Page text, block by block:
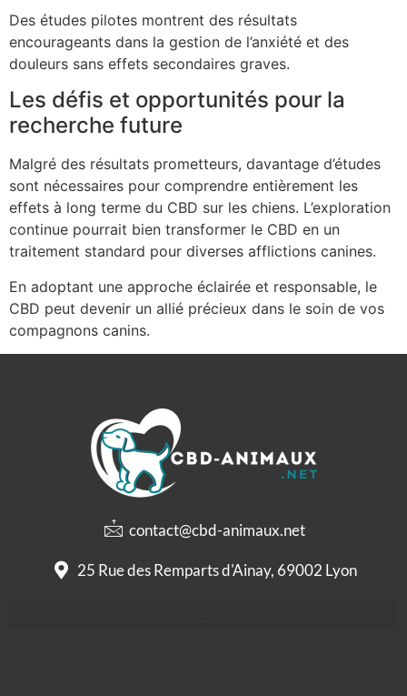
Des études pilotes montrent des résultats
encourageants dans la gestion de l’anxiété et des
douleurs sans effets secondaires graves.
Les défis et opportunités pour la
recherche future
Malgré des résultats prometteurs, davantage d’études
sont nécessaires pour comprendre entièrement les
effets à long terme du CBD sur les chiens. L’exploration
continue pourrait bien transformer le CBD en un
traitement standard pour diverses afflictions canines.
En adoptant une approche éclairée et responsable, le
CBD peut devenir un allié précieux dans le soin de vos
compagnons canins.
contact@cbd-animaux.net
25 Rue des Remparts d'Ainay, 69002 Lyon